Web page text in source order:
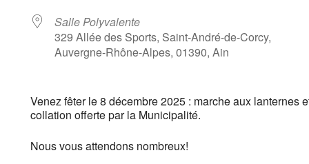
Salle Polyvalente
329 Allée des Sports, Saint-André-de-Corcy,
Auvergne-Rhône-Alpes, 01390, Ain
Venez fêter le 8 décembre 2025 : marche aux lanternes
collation offerte par la Municipalité.
Nous vous attendons nombreux!